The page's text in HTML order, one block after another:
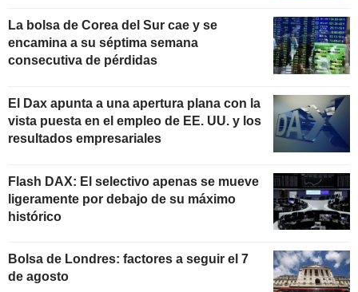
La bolsa de Corea del Sur cae y se
encamina a su séptima semana
consecutiva de pérdidas
El Dax apunta a una apertura plana con la
vista puesta en el empleo de EE. UU. y los
resultados empresariales
Flash DAX: El selectivo apenas se mueve
ligeramente por debajo de su máximo
histórico
Bolsa de Londres: factores a seguir el 7
de agosto